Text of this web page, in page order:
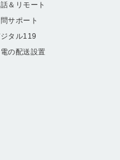
＆リモート
サポート
タル119
の配送設置